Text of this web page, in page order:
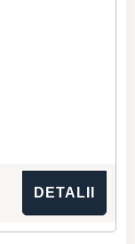
DETALII